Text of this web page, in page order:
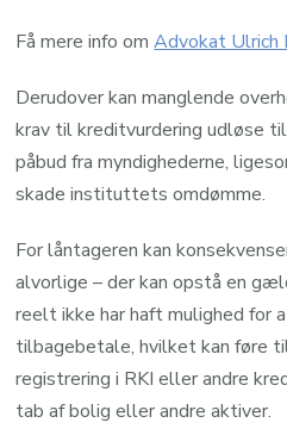
Få mere info omAdvokat Ulrich
Derudover kan manglende
krav til kreditvurdering udløse
påbud fra myndighederne,
skade instituttets omdømme.
For låntageren kan
alvorlige – der kan opstå en
reelt ikke har haft mulighed for
tilbagebetale, hvilket kan føre
registrering i RKI eller andre
tab af bolig eller andre aktiver.